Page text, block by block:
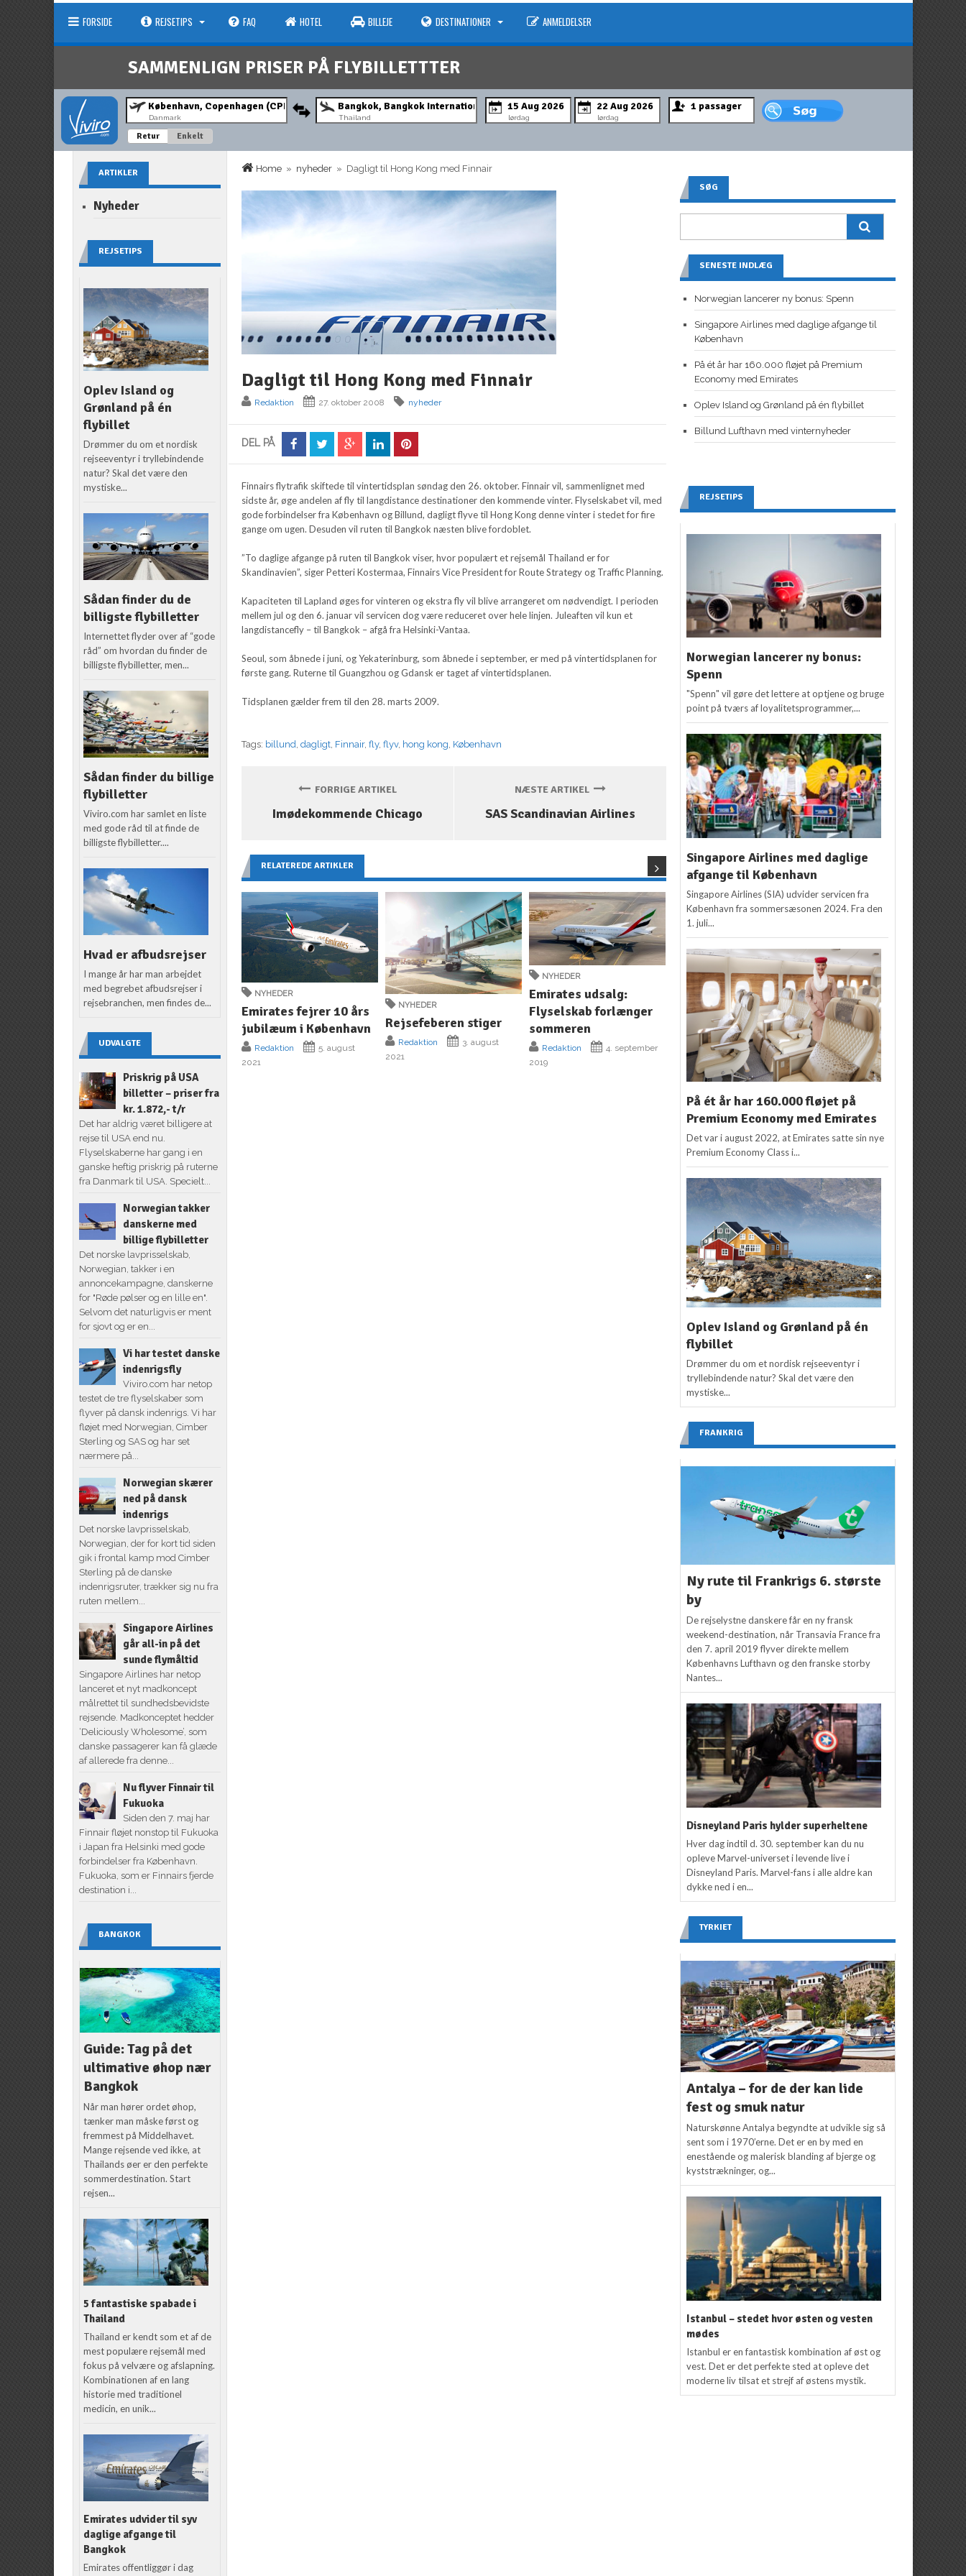
FORSIDE REJSETIPS FAQ HOTEL BILLEJE DESTINATIONER ANMELDELSER
SAMMENLIGN PRISER PÅ FLYBILLETTTER
Danmark Thailand lørdag lørdag
Retur Enkelt
Home » nyheder » Dagligt til Hong Kong med Finnair
Dagligt til Hong Kong med Finnair
Redaktion 27. oktober 2008 nyheder
DEL PÅ
Finnairs flytrafik skiftede til vintertidsplan søndag den 26. oktober. Finnair vil, sammenlignet med
sidste år, øge andelen af fly til langdistance destinationer den kommende vinter. Flyselskabet vil, med
gode forbindelser fra København og Billund, dagligt flyve til Hong Kong denne vinter i stedet for fire
gange om ugen. Desuden vil ruten til Bangkok næsten blive fordoblet.
”To daglige afgange på ruten til Bangkok viser, hvor populært et rejsemål Thailand er for
Skandinavien”, siger Petteri Kostermaa, Finnairs Vice President for Route Strategy og Traffic Planning.
Kapaciteten til Lapland øges for vinteren og ekstra fly vil blive arrangeret om nødvendigt. I perioden
mellem jul og den 6. januar vil servicen dog være reduceret over hele linjen. Juleaften vil kun et
langdistancefly – til Bangkok – afgå fra Helsinki-Vantaa.
Seoul, som åbnede i juni, og Yekaterinburg, som åbnede i september, er med på vintertidsplanen for
første gang. Ruterne til Guangzhou og Gdansk er taget af vintertidsplanen.
Tidsplanen gælder frem til den 28. marts 2009.
Tags: billund ,dagligt Finnair,fly,flyv, hong kong København
FORRIGE ARTIKEL
Imødekommende Chicago
NÆSTE ARTIKEL
SAS Scandinavian Airlines
RELATEREDE ARTIKLER
NYHEDER
Emirates fejrer 10 års
jubilæum i København
Redaktion
5. august
2021
NYHEDER
Rejsefeberen stiger
Redaktion
3. august
2021
NYHEDER
Emirates udsalg:
Flyselskab forlænger
sommeren
Redaktion
4. september
2019
NYHEDER, USA
SAS åbner rute til Los
Angeles fra København
Redaktion
3. september
NYHEDER
Nyt land på rutekortet:
København får direkte
fly til Georgien
Redaktion
2019
ARTIKLER
Nyheder
REJSETIPS
Oplev Island og
Grønland på én
flybillet
Drømmer du om et nordisk
rejseeventyr i tryllebindende
natur? Skal det være den
mystiske...
Sådan finder du de
billigste flybilletter
Internettet flyder over af “gode
råd” om hvordan du finder de
billigste flybilletter, men...
Sådan finder du billige
flybilletter
Viviro.com har samlet en liste
med gode råd til at finde de
billigste flybilletter....
Hvad er afbudsrejser
I mange år har man arbejdet
med begrebet afbudsrejser i
rejsebranchen, men findes de...
UDVALGTE
Priskrig på USA
billetter – priser fra
kr. 1.872,- t/r
Det har aldrig været billigere at
rejse til USA end nu.
Flyselskaberne har gang i en
ganske heftig priskrig på ruterne
fra Danmark til USA. Specielt...
Norwegian takker
danskerne med
billige flybilletter
Det norske lavprisselskab,
Norwegian, takker i en
annoncekampagne, danskerne
for "Røde pølser og en lille en".
Selvom det naturligvis er ment
for sjovt og er en...
Vi har testet danske
indenrigsfly
Viviro.com har netop
testet de tre flyselskaber som
flyver på dansk indenrigs. Vi har
fløjet med Norwegian, Cimber
Sterling og SAS og har set
nærmere på...
Norwegian skærer
ned på dansk
indenrigs
Det norske lavprisselskab,
Norwegian, der for kort tid siden
gik i frontal kamp mod Cimber
Sterling på de danske
indenrigsruter, trækker sig nu fra
ruten mellem...
Singapore Airlines
går all-in på det
sunde flymåltid
Singapore Airlines har netop
lanceret et nyt madkoncept
målrettet til sundhedsbevidste
rejsende. Madkonceptet hedder
‘Deliciously Wholesome’, som
danske passagerer kan få glæde
af allerede fra denne...
Nu flyver Finnair til
Fukuoka
Siden den 7. maj har
Finnair fløjet nonstop til Fukuoka
i Japan fra Helsinki med gode
forbindelser fra København.
Fukuoka, som er Finnairs fjerde
destination i...
BANGKOK
Guide: Tag på det
ultimative øhop nær
Bangkok
Når man hører ordet øhop,
tænker man måske først og
fremmest på Middelhavet.
Mange rejsende ved ikke, at
Thailands øer er den perfekte
sommerdestination. Start
rejsen...
5 fantastiske spabade i
Thailand
Thailand er kendt som et af de
mest populære rejsemål med
fokus på velvære og afslapning.
Kombinationen af en lang
historie med traditionel
medicin, en unik...
Emirates udvider til syv
daglige afgange til
Bangkok
Emirates offentliggør i dag
SØG
SENESTE INDLÆG
Norwegian lancerer ny bonus: Spenn
Singapore Airlines med daglige afgange til
København
På ét år har 160.000 fløjet på Premium
Economy med Emirates
Oplev Island og Grønland på én flybillet
Billund Lufthavn med vinternyheder
REJSETIPS
Norwegian lancerer ny bonus:
Spenn
"Spenn" vil gøre det lettere at optjene og bruge
point på tværs af loyalitetsprogrammer,...
Singapore Airlines med daglige
afgange til København
Singapore Airlines (SIA) udvider servicen fra
København fra sommersæsonen 2024. Fra den
1. juli...
På ét år har 160.000 fløjet på
Premium Economy med Emirates
Det var i august 2022, at Emirates satte sin nye
Premium Economy Class i...
Oplev Island og Grønland på én
flybillet
Drømmer du om et nordisk rejseeventyr i
tryllebindende natur? Skal det være den
mystiske...
FRANKRIG
Ny rute til Frankrigs 6. største
by
De rejselystne danskere får en ny fransk
weekend-destination, når Transavia France fra
den 7. april 2019 flyver direkte mellem
Københavns Lufthavn og den franske storby
Nantes...
Disneyland Paris hylder superheltene
Hver dag indtil d. 30. september kan du nu
opleve Marvel-universet i levende live i
Disneyland Paris. Marvel-fans i alle aldre kan
dykke ned i en...
TYRKIET
Antalya – for de der kan lide
fest og smuk natur
Naturskønne Antalya begyndte at udvikle sig så
sent som i 1970’erne. Det er en by med en
enestående og malerisk blanding af bjerge og
kyststrækninger, og...
Istanbul – stedet hvor østen og vesten
mødes
Istanbul er en fantastisk kombination af øst og
vest. Det er det perfekte sted at opleve det
moderne liv tilsat et strejf af østens mystik.